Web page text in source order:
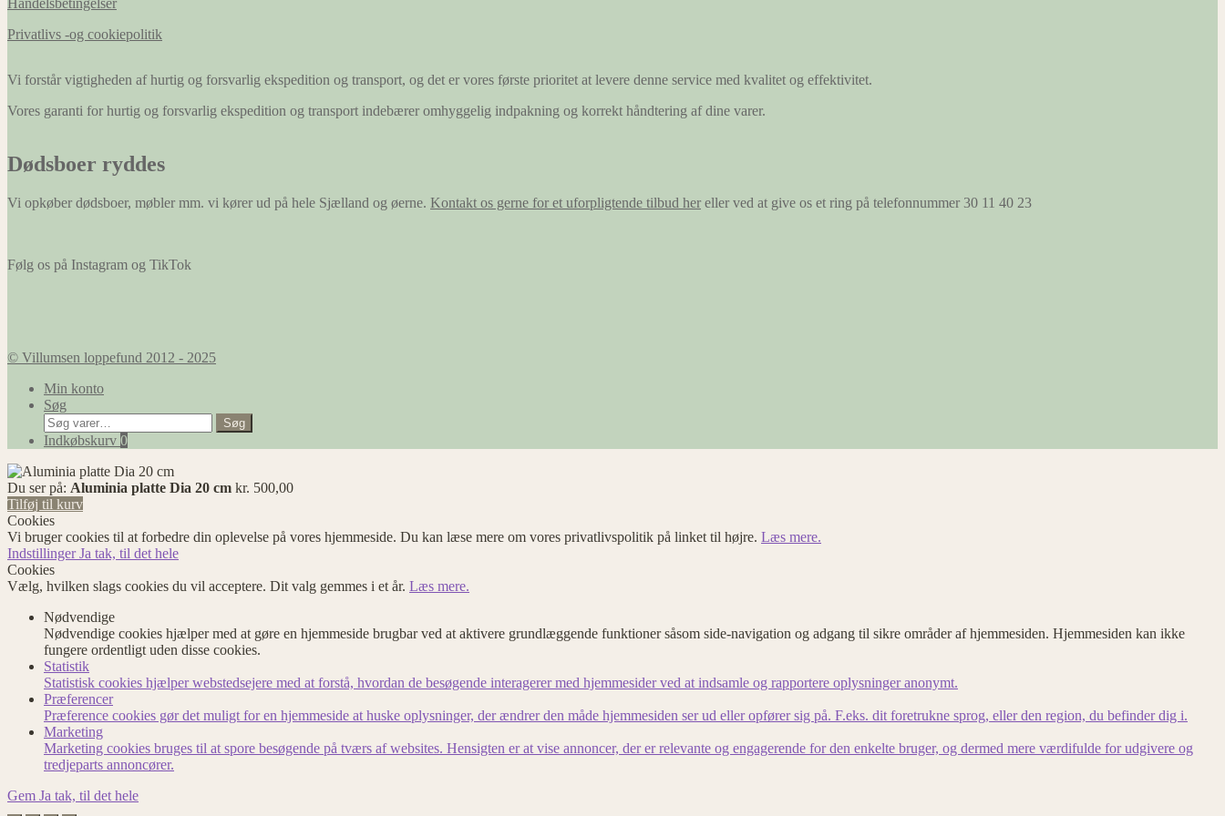
Privatlivs -og cookiepolitik
Vi forstår vigtigheden af hurtig og forsvarlig ekspedition og transport, og det er vores første prioritet at levere denne service med kvalitet og effektivitet.
Vores garanti for hurtig og forsvarlig ekspedition og transport indebærer omhyggelig indpakning og korrekt håndtering af dine varer.
Dødsboer ryddes
Vi opkøber dødsboer, møbler mm. vi kører ud på hele Sjælland og øerne. Kontakt os gerne for et uforpligtende tilbud her eller ved at give os et ring på telefonnummer 30 11 40 23
Følg os på Instagram og TikTok
© Villumsen loppefund 2012 - 2025
Min konto
Søg
Søg
efter:
Søg
Indkøbskurv 0
Du ser på: Aluminia platte Dia 20 cm kr. 500,00
Tilføj til kurv
Cookies
Vi bruger cookies til at forbedre din oplevelse på vores hjemmeside. Du kan læse mere om vores privatlivspolitik på linket til højre. Læs mere.
IndstillingerJa tak, til det hele
Cookies
Vælg, hvilken slags cookies du vil acceptere. Dit valg gemmes i et år. Læs mere.
Nødvendige
Nødvendige cookies hjælper med at gøre en hjemmeside brugbar ved at aktivere grundlæggende funktioner såsom side-navigation og adgang til sikre områder af hjemmesiden. Hjemmesiden kan ikke
fungere ordentligt uden disse cookies.
Statistik
Statistisk cookies hjælper webstedsejere med at forstå, hvordan de besøgende interagerer med hjemmesider ved at indsamle og rapportere oplysninger anonymt.
Præferencer
Præference cookies gør det muligt for en hjemmeside at huske oplysninger, der ændrer den måde hjemmesiden ser ud eller opfører sig på. F.eks. dit foretrukne sprog, eller den region, du befinder dig i.
Marketing
Marketing cookies bruges til at spore besøgende på tværs af websites. Hensigten er at vise annoncer, der er relevante og engagerende for den enkelte bruger, og dermed mere værdifulde for udgivere og
tredjeparts annoncører.
Gem Ja tak, til det hele